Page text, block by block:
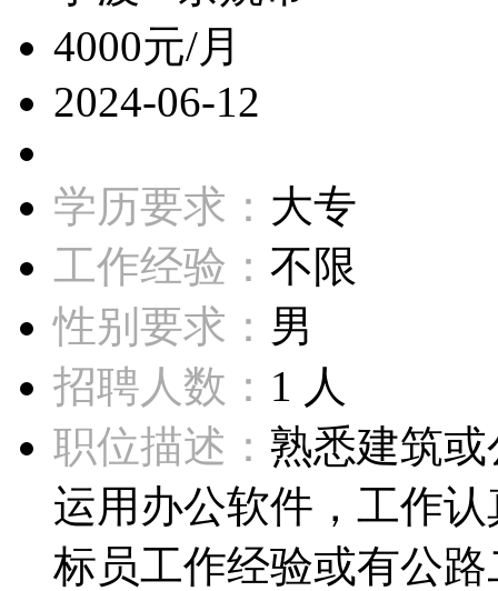
4000元/月
2024-06-12
学历要求： 大专
工作经验： 不限
性别要求： 男
招聘人数： 1 人
职位描述： 熟悉建筑
运用办公软件，工作
标员工作经验或有公